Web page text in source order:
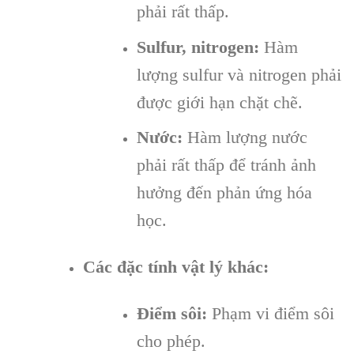
phải rất thấp.
Sulfur, nitrogen: Hàm
lượng sulfur và nitrogen phải
được giới hạn chặt chẽ.
Nước: Hàm lượng nước
phải rất thấp để tránh ảnh
hưởng đến phản ứng hóa
học.
Các đặc tính vật lý khác:
Điểm sôi: Phạm vi điểm sôi
cho phép.